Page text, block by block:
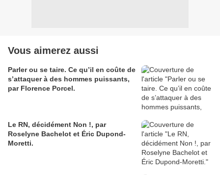
Vous aimerez aussi
Parler ou se taire. Ce qu’il en coûte de
s’attaquer à des hommes puissants,
par Florence Porcel.
Le RN, décidément Non !, par
Roselyne Bachelot et Éric Dupond-
Moretti.